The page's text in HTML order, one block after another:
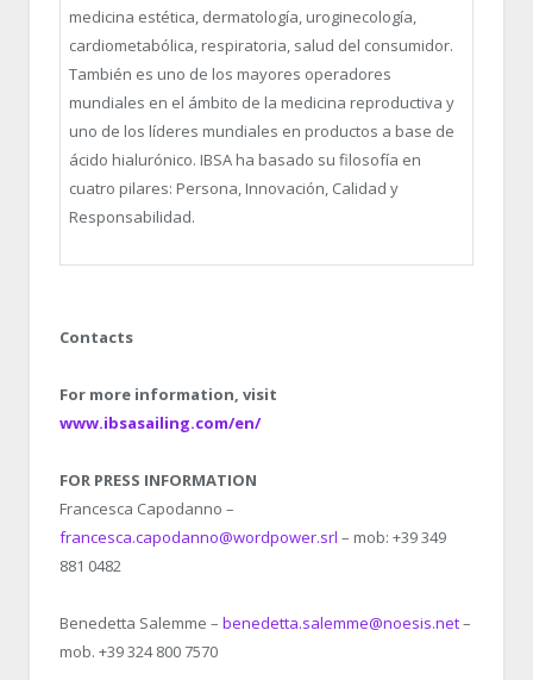
medicina estética, dermatología, uroginecología,
cardiometabólica, respiratoria, salud del consumidor.
También es uno de los mayores operadores
mundiales en el ámbito de la medicina reproductiva y
uno de los líderes mundiales en productos a base de
ácido hialurónico. IBSA ha basado su filosofía en
cuatro pilares: Persona, Innovación, Calidad y
Responsabilidad.
Contacts
For more information, visit
www.ibsasailing.com/en/
FOR PRESS INFORMATION
Francesca Capodanno –
francesca.capodanno@wordpower.srl – mob: +39 349
881 0482
Benedetta Salemme – benedetta.salemme@noesis.net–
mob. +39 324 800 7570